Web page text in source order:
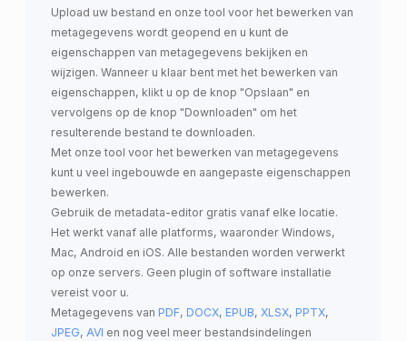
Upload uw bestand en onze tool voor het bewerken van
metagegevens wordt geopend en u kunt de
eigenschappen van metagegevens bekijken en
wijzigen. Wanneer u klaar bent met het bewerken van
eigenschappen, klikt u op de knop "Opslaan" en
vervolgens op de knop "Downloaden" om het
resulterende bestand te downloaden.
Met onze tool voor het bewerken van metagegevens
kunt u veel ingebouwde en aangepaste eigenschappen
bewerken.
Gebruik de metadata-editor gratis vanaf elke locatie.
Het werkt vanaf alle platforms, waaronder Windows,
Mac, Android en iOS. Alle bestanden worden verwerkt
op onze servers. Geen plugin of software installatie
vereist voor u.
Metagegevens van PDF, DOCX, EPUB, XLSX, PPTX,
JPEG, AVI en nog veel meer bestandsindelingen